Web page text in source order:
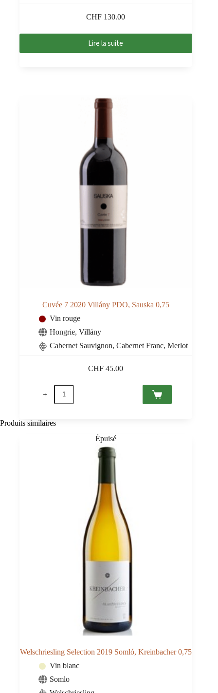
CHF 130.00
Lire la suite
Cuvée 7 2020 Villány PDO, Sauska 0,75
Vin rouge
Hongrie, Villány
Cabernet Sauvignon, Cabernet Franc, Merlot
CHF 45.00
quantité
Cuvée
2020
Produits similaires
Welschriesling Selection 2019 Somló, Kreinbacher 0,75
Vin blanc
Somlo